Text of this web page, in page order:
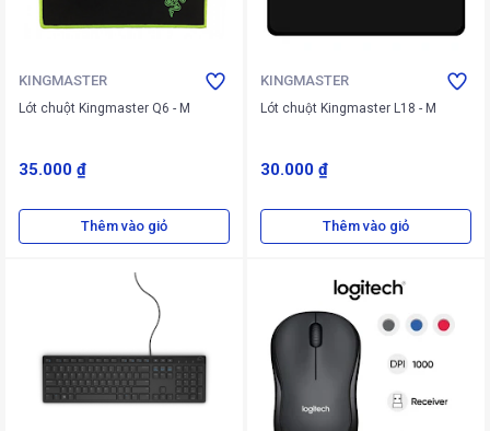
KINGMASTER
Lót chuột Kingmaster Q6 - M
35.000 ₫
Thêm vào giỏ
KINGMASTER
Lót chuột Kingmaster L18 - M
30.000 ₫
Thêm vào giỏ